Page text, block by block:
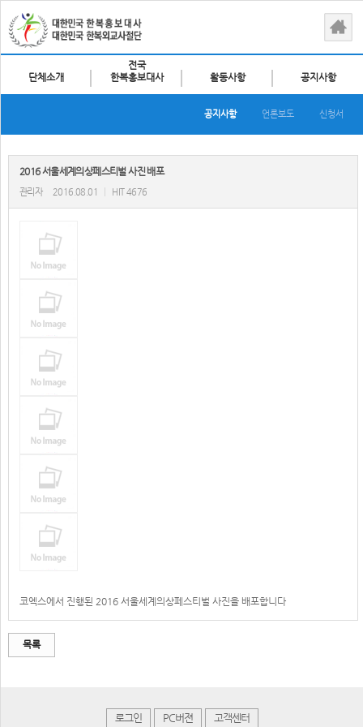
단체소개
전국
한복홍보대사
활동사항 공지사항
공지사항 언론보도 신청서
2016 서울세계의상페스티벌 사진 배포
관리자 2016.08.01 HIT 4676
코엑스에서 진행된 2016 서울세계의상페스티벌 사진을 배포합니다
목록
로그인 PC버젼 고객센터